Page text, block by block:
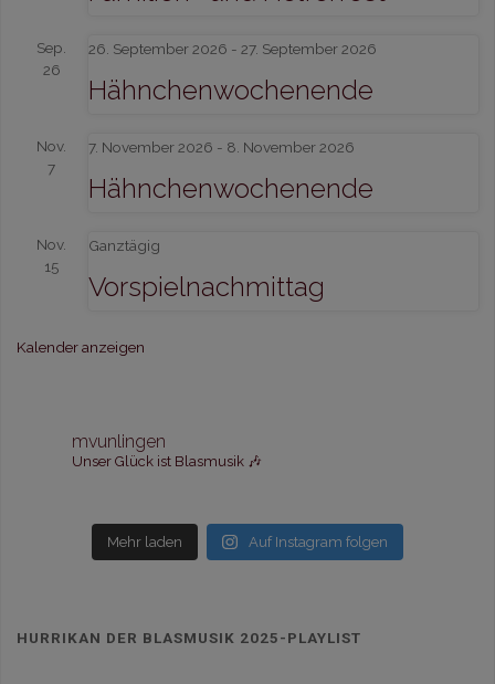
Sep.
26
26. September 2026 - 27. September 2026
Hähnchenwochenende
Nov.
7
7. November 2026 - 8. November 2026
Hähnchenwochenende
Nov.
15
Ganztägig
Vorspielnachmittag
Kalender anzeigen
mvunlingen
Unser Glück ist Blasmusik 🎶
Mehr laden Auf Instagram folgen
HURRIKAN DER BLASMUSIK 2025-PLAYLIST